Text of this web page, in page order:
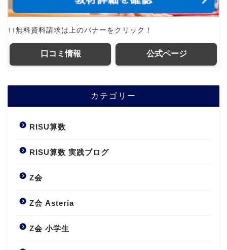
↑↑無料資料請求は上のバナーをクリック！
口コミ情報 公式ページ
カテゴリー
RISU算数
RISU算数 実践ブログ
Z会
Z会 Asteria
Z会 小学生